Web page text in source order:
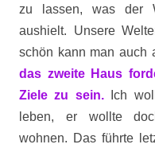
zu lassen, was der
aushielt. Unsere
schön kann man auch
das zweite Haus
Ziele zu sein.Ich
leben, er wollte
wohnen. Das führte